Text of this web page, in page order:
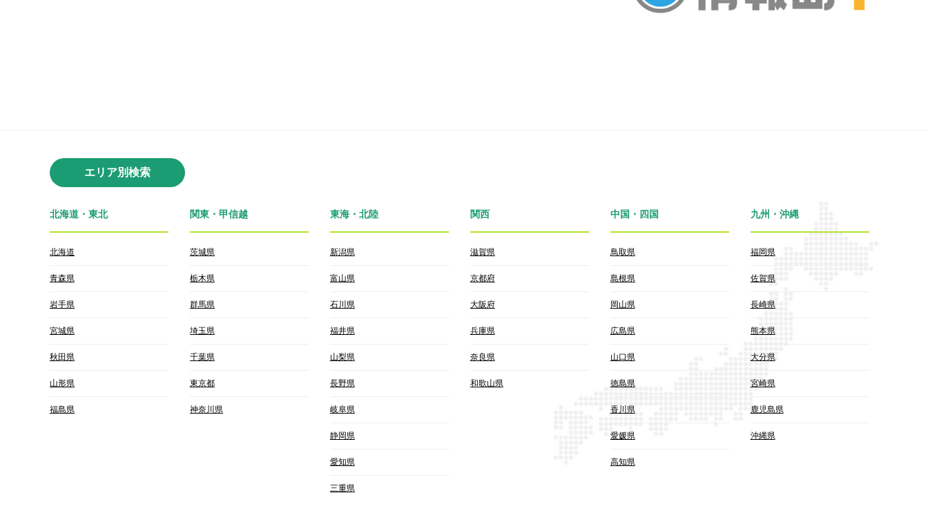
エリア別検索
北海道・東北
北海道
青森県
岩手県
宮城県
秋田県
山形県
福島県
関東・甲信越
茨城県
栃木県
群馬県
埼玉県
千葉県
東京都
神奈川県
東海・北陸
新潟県
富山県
石川県
福井県
山梨県
長野県
岐阜県
静岡県
愛知県
三重県
関西
滋賀県
京都府
大阪府
兵庫県
奈良県
和歌山県
中国・四国
鳥取県
島根県
岡山県
広島県
山口県
徳島県
香川県
愛媛県
高知県
九州・沖縄
福岡県
佐賀県
長崎県
熊本県
大分県
宮崎県
鹿児島県
沖縄県